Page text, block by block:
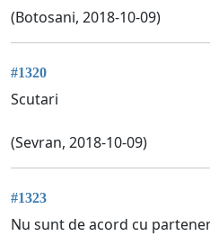
(Botosani, 2018-10-09)
#1320
Scutari
(Sevran, 2018-10-09)
#1323
Nu sunt de acord cu